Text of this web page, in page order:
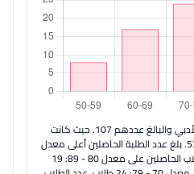
تراوحت علامات الطلبة للفرع الأدبي والبالغ عددهم 107. حيث كانت
أعلى علامة 99 وأدنى علامة 53.4. بلغ عدد الطلبة الحاصلين أعلى معدل
90 فأعلى: 13 طلاب. عدد الطلاب الحاصلين على معدل 80 - 89: 19